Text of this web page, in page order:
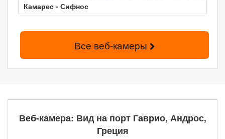
Камарес - Сифнос
Все веб-камеры
Веб-камера: Вид на порт Гаврио, Андрос,
Греция